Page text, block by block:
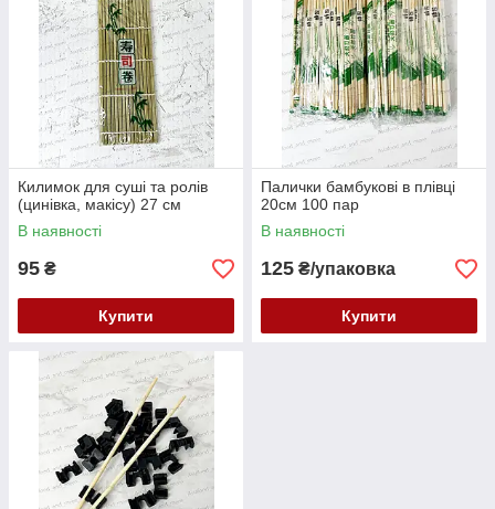
Килимок для суші та ролів
(цинівка, макісу) 27 см
В наявності
95 ₴
Купити
Палички бамбукові в плівці
20см 100 пар
В наявності
125 ₴/упаковка
Купити